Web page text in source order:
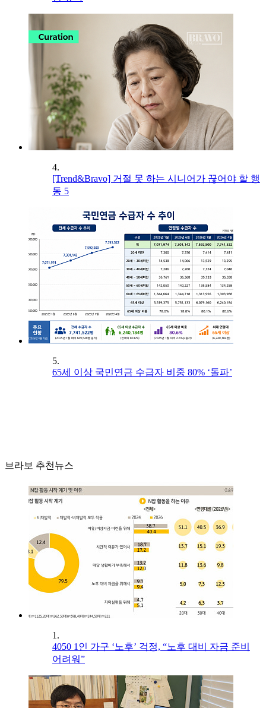
4.
[Trend&Bravo] 거절 못 하는 시니어가 끊어야 할 행
동 5
5.
65세 이상 국민연금 수급자 비중 80% ‘돌파’
브라보 추천뉴스
1.
4050 1인 가구 ‘노후’ 걱정, “노후 대비 자금 준비
어려워”